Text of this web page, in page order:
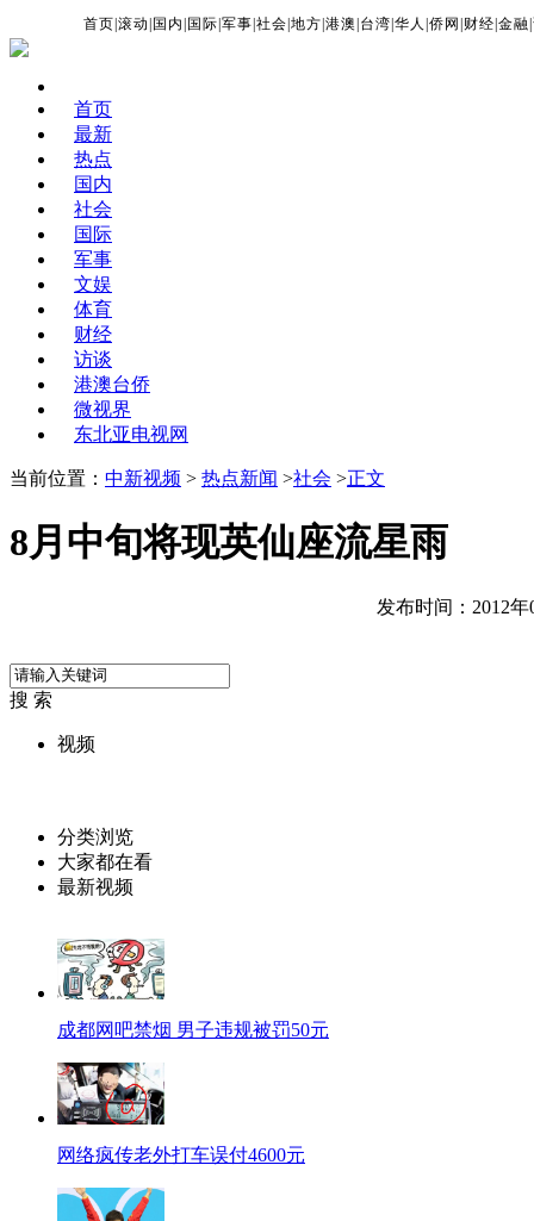
首页 |滚动 国内 国际 |军事 |社会 |地方 |港澳 台湾 |华人 |侨网 财经 |金融 |
首页
最新
热点
国内
社会
国际
军事
文娱
体育
财经
访谈
港澳台侨
微视界
东北亚电视网
当前位置： 中新视频 > 热点新闻 >社会 >正文
8月中旬将现英仙座流星雨
发布时间：2012年
搜 索
视频
分类浏览
大家都在看
最新视频
成都网吧禁烟 男子违规被罚50元
网络疯传老外打车误付4600元